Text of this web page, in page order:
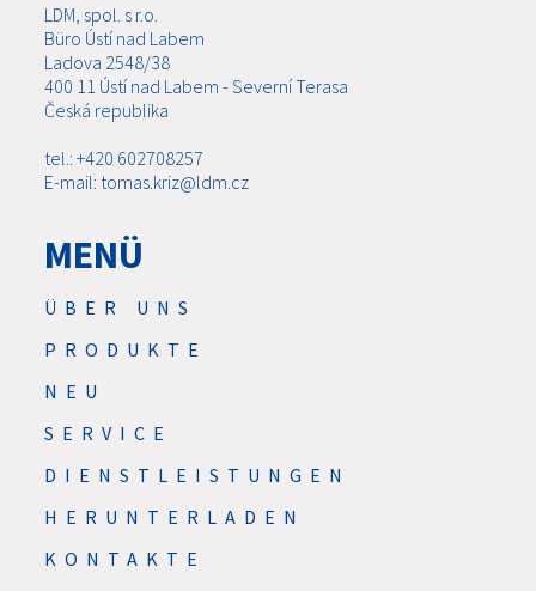
LDM, spol. s r.o.
Büro Ústí nad Labem
Ladova 2548/38
400 11 Ústí nad Labem - Severní Terasa
Česká republika
tel.: +420 602708257
E-mail: tomas.kriz@ldm.cz
MENÜ
ÜBER UNS
PRODUKTE
NEU
SERVICE
DIENSTLEISTUNGEN
HERUNTERLADEN
KONTAKTE